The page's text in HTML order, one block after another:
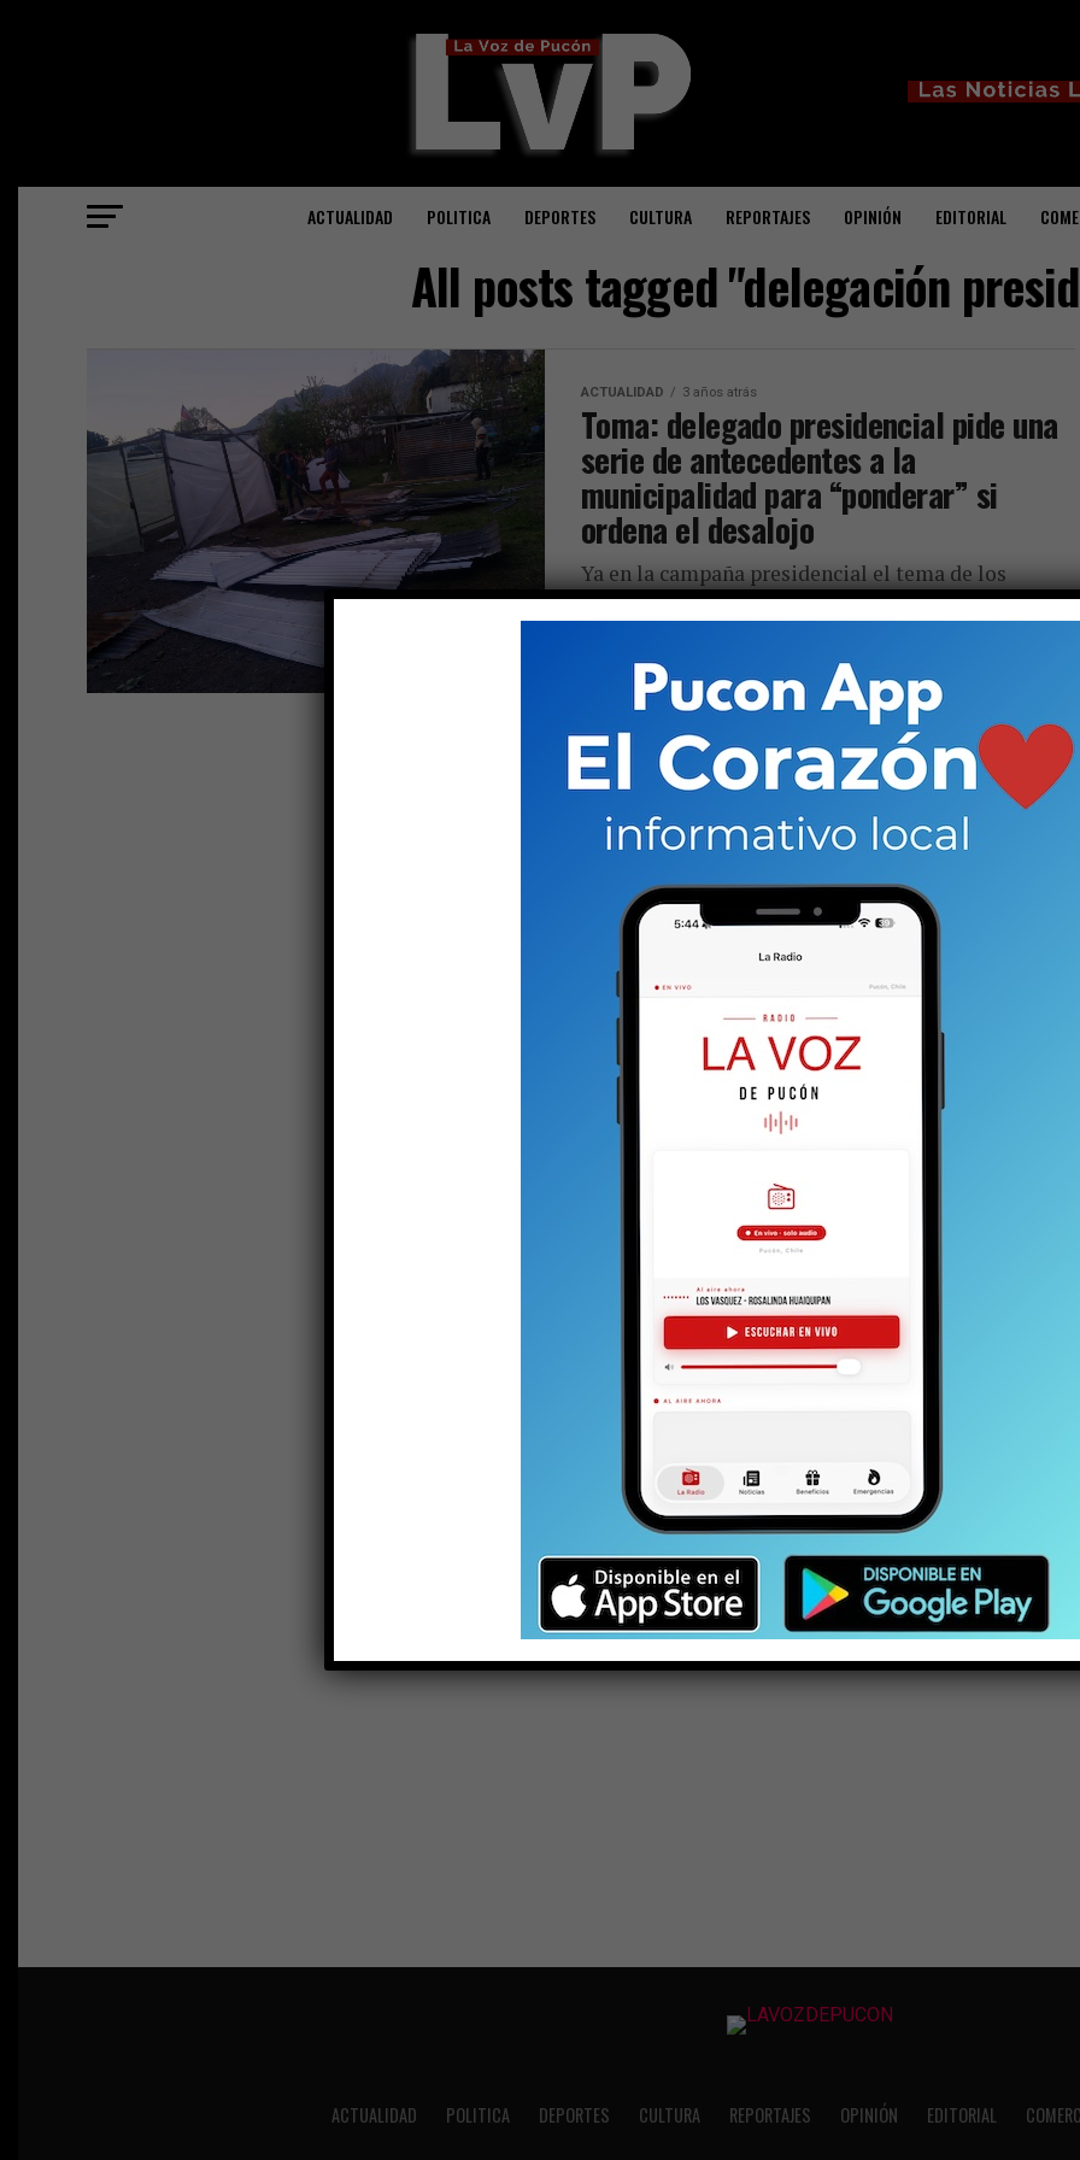
ACTUALIDAD POLITICA DEPORTES CULTURA REPORTAJES OPINIÓN EDITORIAL
All posts tagged "delegación
ACTUALIDAD 3 años atrás
Toma: delegado presidencial pide una
serie de antecedentes a la
municipalidad para “ponderar” si
ordena el desalojo
Ya en la campaña presidencial el tema de los
desalojos de tomas de terrenos estuvo en la agenda.
ACTUALIDAD POLITICA DEPORTES CULTURA REPORTAJES OPINIÓN EDITORIAL